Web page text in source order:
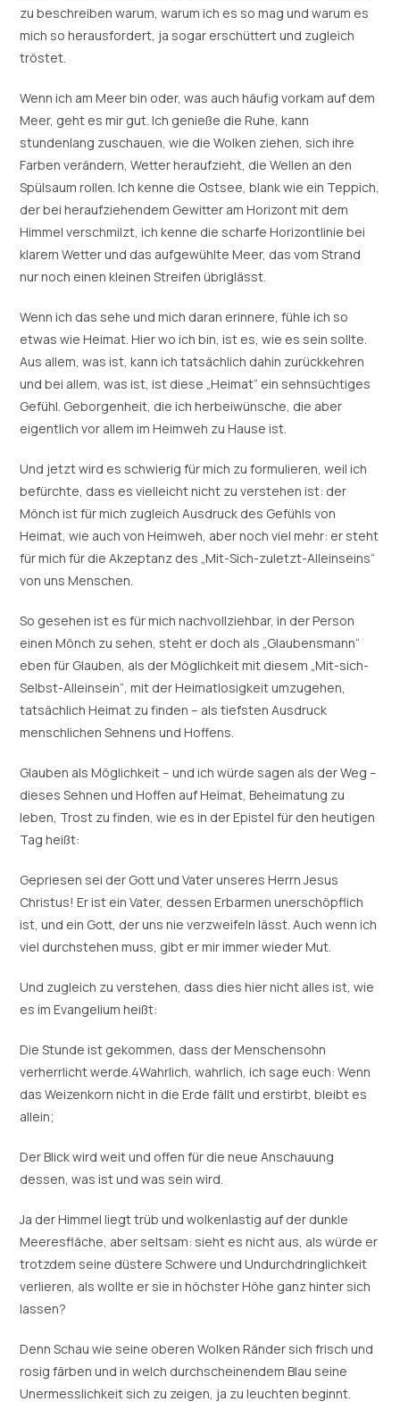
zu beschreiben warum, warum ich es so mag und warum es
mich so herausfordert, ja sogar erschüttert und zugleich
tröstet.
Wenn ich am Meer bin oder, was auch häufig vorkam auf dem
Meer, geht es mir gut. Ich genieße die Ruhe, kann
stundenlang zuschauen, wie die Wolken ziehen, sich ihre
Farben verändern, Wetter heraufzieht, die Wellen an den
Spülsaum rollen. Ich kenne die Ostsee, blank wie ein Teppich,
der bei heraufziehendem Gewitter am Horizont mit dem
Himmel verschmilzt, ich kenne die scharfe Horizontlinie bei
klarem Wetter und das aufgewühlte Meer, das vom Strand
nur noch einen kleinen Streifen übriglässt.
Wenn ich das sehe und mich daran erinnere, fühle ich so
etwas wie Heimat. Hier wo ich bin, ist es, wie es sein sollte.
Aus allem, was ist, kann ich tatsächlich dahin zurückkehren
und bei allem, was ist, ist diese „Heimat“ ein sehnsüchtiges
Gefühl. Geborgenheit, die ich herbeiwünsche, die aber
eigentlich vor allem im Heimweh zu Hause ist.
Und jetzt wird es schwierig für mich zu formulieren, weil ich
befürchte, dass es vielleicht nicht zu verstehen ist: der
Mönch ist für mich zugleich Ausdruck des Gefühls von
Heimat, wie auch von Heimweh, aber noch viel mehr: er steht
für mich für die Akzeptanz des „Mit-Sich-zuletzt-Alleinseins“
von uns Menschen.
So gesehen ist es für mich nachvollziehbar, in der Person
einen Mönch zu sehen, steht er doch als „Glaubensmann“
eben für Glauben, als der Möglichkeit mit diesem „Mit-sich-
Selbst-Alleinsein“, mit der Heimatlosigkeit umzugehen,
tatsächlich Heimat zu finden – als tiefsten Ausdruck
menschlichen Sehnens und Hoffens.
Glauben als Möglichkeit – und ich würde sagen als der Weg –
dieses Sehnen und Hoffen auf Heimat, Beheimatung zu
leben, Trost zu finden, wie es in der Epistel für den heutigen
Tag heißt:
Gepriesen sei der Gott und Vater unseres Herrn Jesus
Christus! Er ist ein Vater, dessen Erbarmen unerschöpflich
ist, und ein Gott, der uns nie verzweifeln lässt. Auch wenn ich
viel durchstehen muss, gibt er mir immer wieder Mut.
Und zugleich zu verstehen, dass dies hier nicht alles ist, wie
es im Evangelium heißt:
Die Stunde ist gekommen, dass der Menschensohn
verherrlicht werde.4Wahrlich, wahrlich, ich sage euch: Wenn
das Weizenkorn nicht in die Erde fällt und erstirbt, bleibt es
allein;
Der Blick wird weit und offen für die neue Anschauung
dessen, was ist und was sein wird.
Ja der Himmel liegt trüb und wolkenlastig auf der dunkle
Meeresfläche, aber seltsam: sieht es nicht aus, als würde er
trotzdem seine düstere Schwere und Undurchdringlichkeit
verlieren, als wollte er sie in höchster Höhe ganz hinter sich
lassen?
Denn Schau wie seine oberen Wolken Ränder sich frisch und
rosig färben und in welch durchscheinendem Blau seine
Unermesslichkeit sich zu zeigen, ja zu leuchten beginnt.